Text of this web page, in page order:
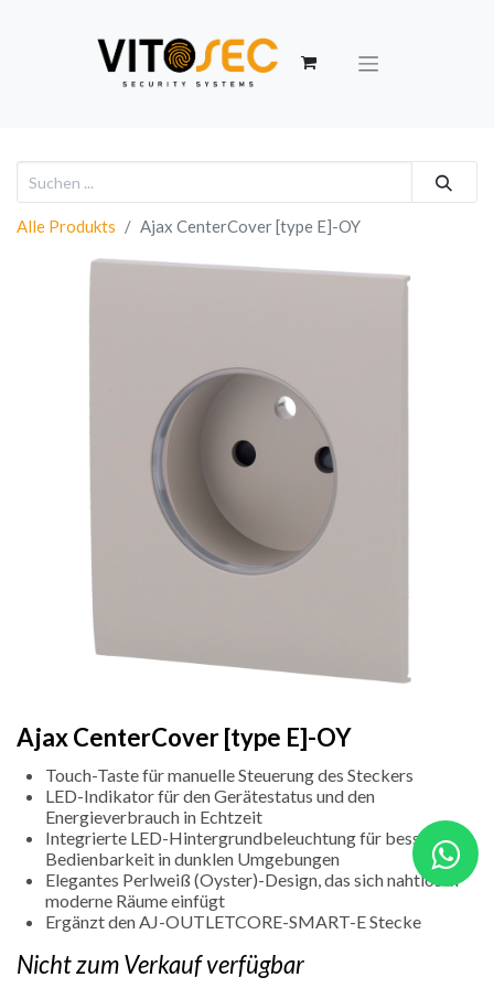
Alle Produkts Ajax CenterCover [type E]-OY
Ajax CenterCover [type E]-OY
Touch-Taste für manuelle Steuerung des Steckers
LED-Indikator für den Gerätestatus und den
Energieverbrauch in Echtzeit
Integrierte LED-Hintergrundbeleuchtung für bessere
Bedienbarkeit in dunklen Umgebungen
Elegantes Perlweiß (Oyster)-Design, das sich nahtlos in
moderne Räume einfügt
Ergänzt den AJ-OUTLETCORE-SMART-E Stecke
Nicht zum Verkauf verfügbar